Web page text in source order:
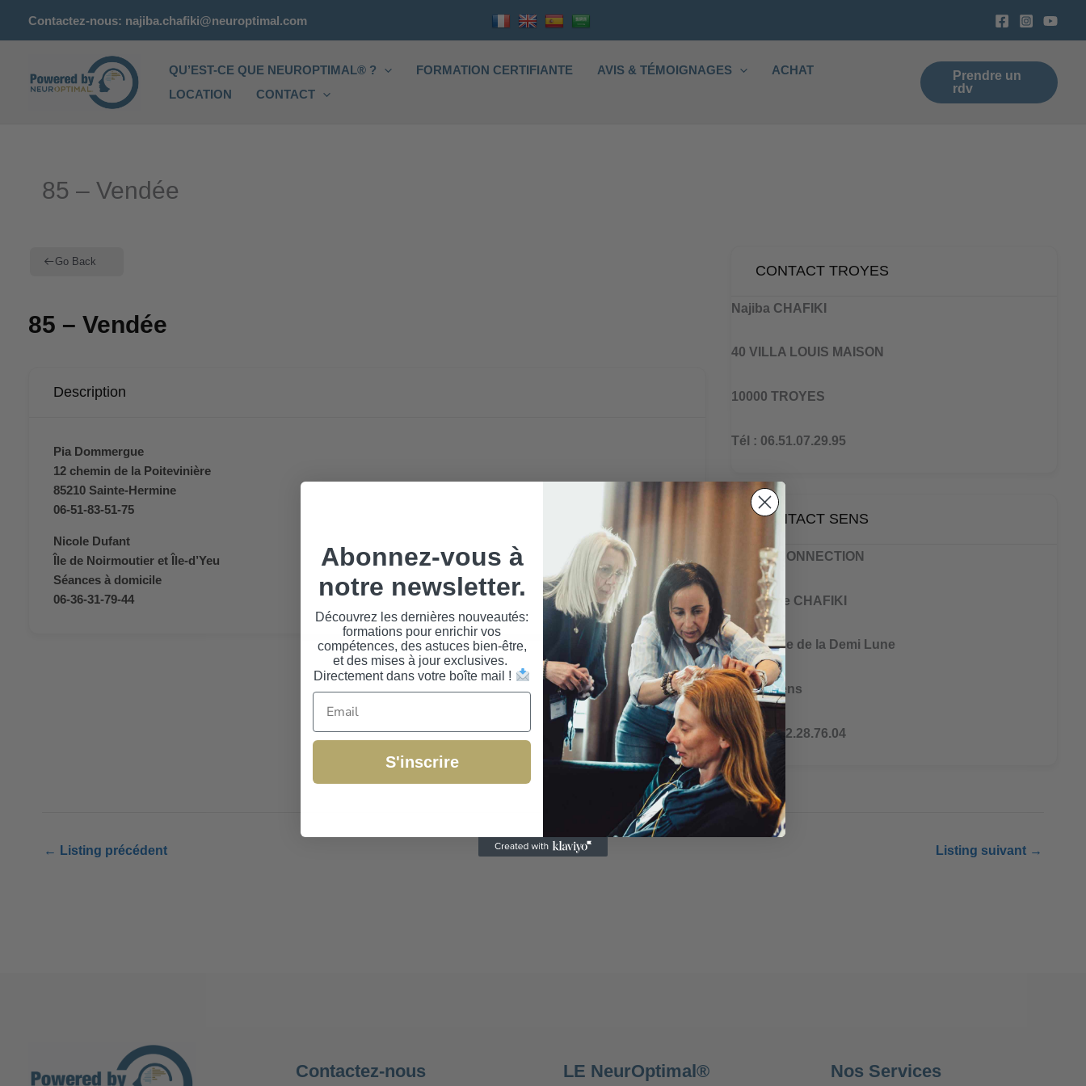
Contactez-nous: najiba.chafiki@neuroptimal.com
QU’EST-CE QUE NEUROPTIMAL® ? FORMATION CERTIFIANTE AVIS & TÉMOIGNAGES
ACHAT
LOCATION
CONTACT
Prendre un
rdv
85 – Vendée
Go Back
85 – Vendée
Description
Pia Dommergue
12 chemin de la Poitevinière
85210 Sainte-Hermine
06-51-83-51-75
Nicole Dufant
Île de Noirmoutier et Île-d’Yeu
Séances à domicile
06-36-31-79-44
CONTACT TROYES
Najiba CHAFIKI
40 VILLA LOUIS MAISON
10000 TROYES
Tél : 06.51.07.29.95
CONTACT SENS
BRAIN CONNECTION
Ibtissame CHAFIKI
2 Impasse de la Demi Lune
89100 Sens
Tél : 07.82.28.76.04
← Listing précédent Listing suivant →
Contactez-nous LE NeurOptimal® Nos Services
Abonnez-vous à
notre newsletter.
Découvrez les dernières nouveautés:
formations pour enrichir vos
compétences, des astuces bien-être,
et des mises à jour exclusives.
Directement dans votre boîte mail !
Email
S'inscrire